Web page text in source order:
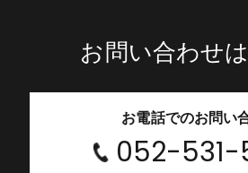
お問い合わせ
お電話でのお問い
052-531-